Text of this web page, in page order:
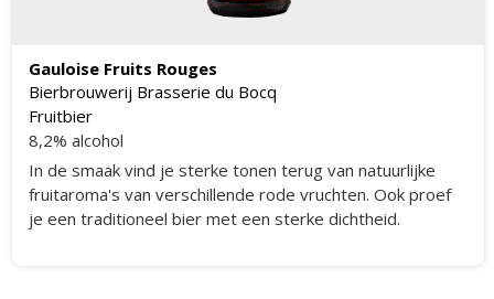
Gauloise Fruits Rouges
Bierbrouwerij Brasserie du Bocq
Fruitbier
8,2% alcohol
In de smaak vind je sterke tonen terug van natuurlijke
fruitaroma's van verschillende rode vruchten. Ook proef
je een traditioneel bier met een sterke dichtheid.